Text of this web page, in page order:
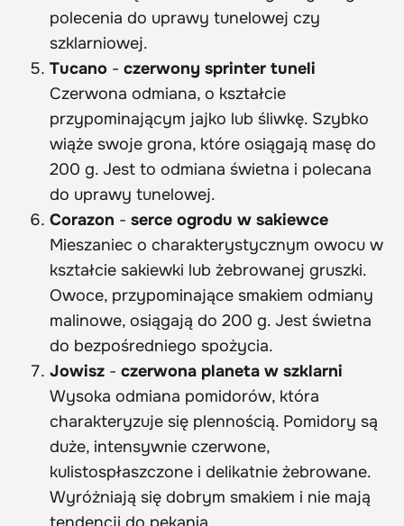
polecenia do uprawy tunelowej czy
szklarniowej.
Tucano - czerwony sprinter tuneli
Czerwona odmiana, o kształcie
przypominającym jajko lub śliwkę. Szybko
wiąże swoje grona, które osiągają masę do
200 g. Jest to odmiana świetna i polecana
do uprawy tunelowej.
Corazon - serce ogrodu w sakiewce
Mieszaniec o charakterystycznym owocu w
kształcie sakiewki lub żebrowanej gruszki.
Owoce, przypominające smakiem odmiany
malinowe, osiągają do 200 g. Jest świetna
do bezpośredniego spożycia.
Jowisz - czerwona planeta w szklarni
Wysoka odmiana pomidorów, która
charakteryzuje się plennością. Pomidory są
duże, intensywnie czerwone,
kulistospłaszczone i delikatnie żebrowane.
Wyróżniają się dobrym smakiem i nie mają